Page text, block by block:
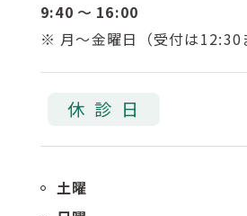
9:40
か
16:00
月～金曜日（受付は12:30
休 診 日
土曜